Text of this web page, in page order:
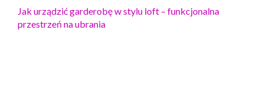
Jak urządzić garderobę w stylu loft – funkcjonalna
przestrzeń na ubrania